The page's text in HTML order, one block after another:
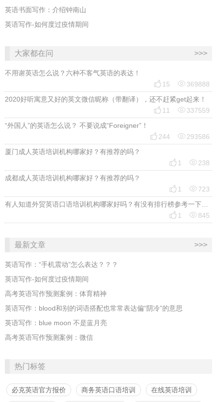
英语书面写作：介绍钟南山
英语写作-如何度过疫情期间
大家都在问 >>>
不用谢英语怎么说？六种不客气英语的表达！
 15 369888
2020好听寓意又好的英文微信昵称（带翻译），还不赶紧get起来！
 11 337559
“外国人”的英语怎么说？ 不要说成“Foreigner”！
 244 293586
厦门成人英语培训机构哪家好？有推荐的吗？
 1 238
成都成人英语培训机构哪家好？有推荐的吗？
 1 723
有人知道外贸英语口语培训机构哪家好吗？有没有排行榜参考一下？最好说下费用
 1 845
最新文章 >>>
英语写作：“手机震动”怎么表达？？？
英语写作-如何度过疫情期间
高考英语写作预测案例：体育精神
英语写作：blood和别的词语搭配也常常表达偏“阴冷”的意思
英语写作：blue moon 不是蓝月亮
高考英语写作预测案例：微信
热门标签
必克英语官方报价 商务英语口语培训 在线英语培训